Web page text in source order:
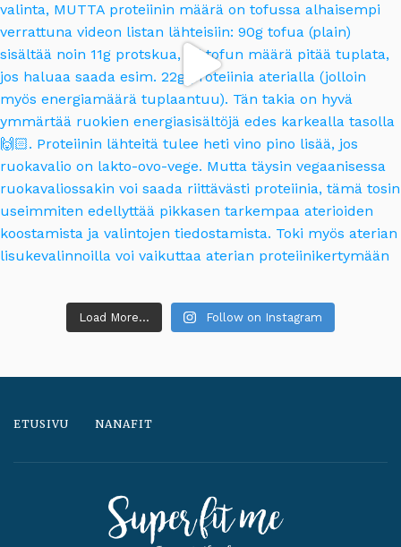
Load More... Follow on Instagram
ETUSIVU NANAFIT